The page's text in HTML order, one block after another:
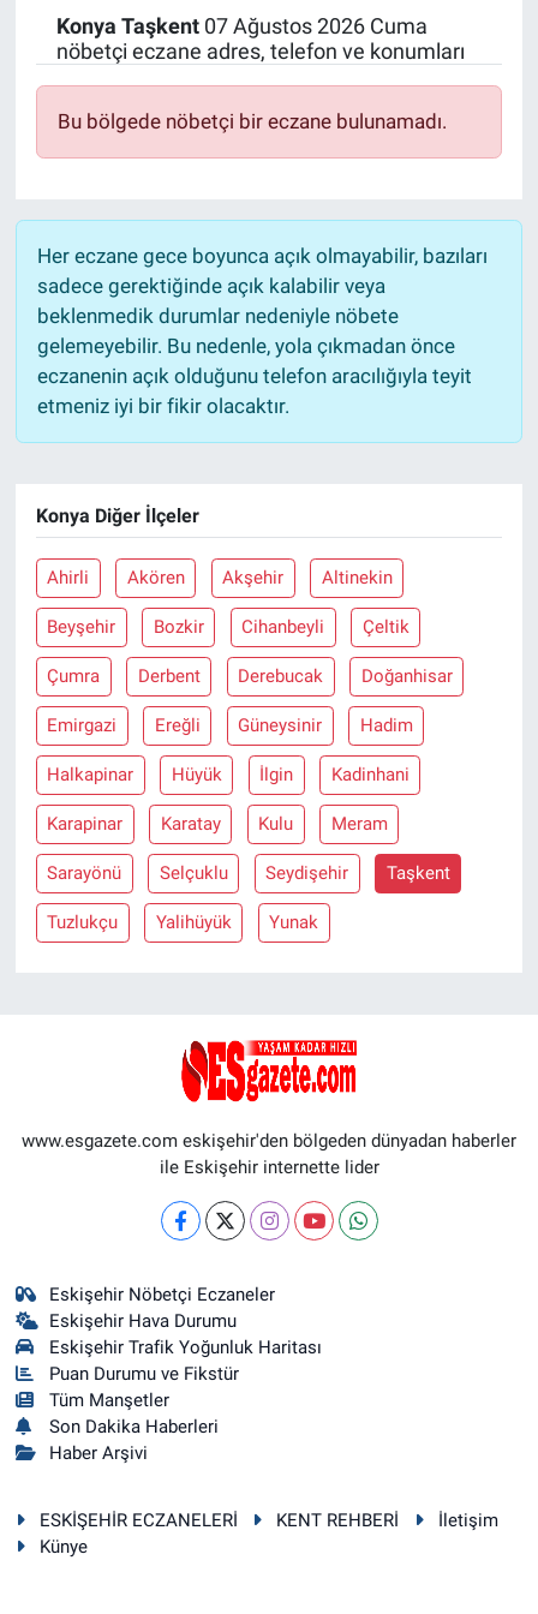
Konya Taşkent07 Ağustos 2026 Cuma
nöbetçi eczane adres, telefon ve konumları
Bu bölgede nöbetçi bir eczane bulunamadı.
Her eczane gece boyunca açık olmayabilir, bazıları
sadece gerektiğinde açık kalabilir veya
beklenmedik durumlar nedeniyle nöbete
gelemeyebilir. Bu nedenle, yola çıkmadan önce
eczanenin açık olduğunu telefon aracılığıyla teyit
etmeniz iyi bir fikir olacaktır.
Konya Diğer İlçeler
Ahirli Akören Akşehir Altinekin
Beyşehir Bozkir Cihanbeyli Çeltik
Çumra Derbent Derebucak Doğanhisar
Emirgazi Ereğli Güneysinir Hadim
Halkapinar Hüyük İlgin Kadinhani
Karapinar Karatay Kulu Meram
Sarayönü Selçuklu Seydişehir Taşkent
Tuzlukçu Yalihüyük Yunak
www.esgazete.com eskişehir'den bölgeden dünyadan haberler
ile Eskişehir internette lider
Eskişehir Nöbetçi Eczaneler
Eskişehir Hava Durumu
Eskişehir Trafik Yoğunluk Haritası
Puan Durumu ve Fikstür
Tüm Manşetler
Son Dakika Haberleri
Haber Arşivi
ESKİŞEHİR ECZANELERİ KENT REHBERİ
İletişim
Künye
Politika
Kütahya
Gezi
Genel
Çevre
Yerel
Bilim ve Teknoloji